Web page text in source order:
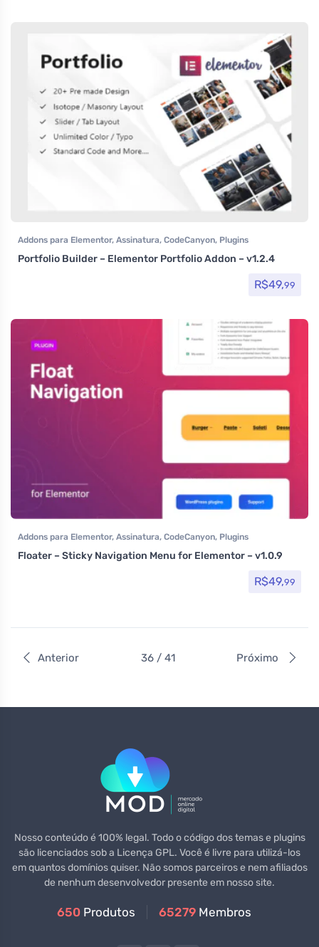
Addons para Elementor, Assinatura, CodeCanyon, Plugins
Portfolio Builder – Elementor Portfolio Addon – v1.2.4
R$49,99
Addons para Elementor, Assinatura, CodeCanyon, Plugins
Floater – Sticky Navigation Menu for Elementor – v1.0.9
R$49,99
Anterior 36 / 41 Próximo
Nosso conteúdo é 100% legal. Todo o código dos temas e plugins
são licenciados sob a Licença GPL. Você é livre para utilizá-los
em quantos domínios quiser. Não somos parceiros e nem afiliados
de nenhum desenvolvedor presente em nosso site.
650 Produtos 65279 Membros